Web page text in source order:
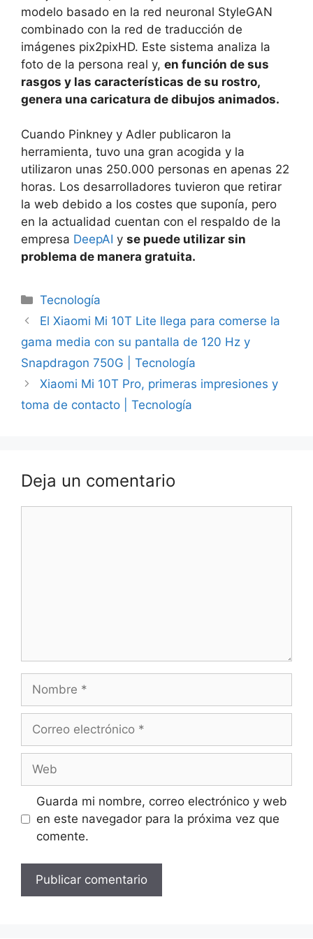
modelo basado en la red neuronal StyleGAN
combinado con la red de traducción de
imágenes pix2pixHD. Este sistema analiza la
foto de la persona real y, en función de sus
rasgos y las características de su rostro,
genera una caricatura de dibujos animados.
Cuando Pinkney y Adler publicaron la
herramienta, tuvo una gran acogida y la
utilizaron unas 250.000 personas en apenas 22
horas. Los desarrolladores tuvieron que retirar
la web debido a los costes que suponía, pero
en la actualidad cuentan con el respaldo de la
empresa DeepAI y se puede utilizar sin
problema de manera gratuita.
Categorías
Tecnología
El Xiaomi Mi 10T Lite llega para comerse la
gama media con su pantalla de 120 Hz y
Snapdragon 750G | Tecnología
Xiaomi Mi 10T Pro, primeras impresiones y
toma de contacto | Tecnología
Deja un comentario
Nombre
Correo
Web
Guarda mi nombre, correo electrónico y web
en este navegador para la próxima vez que
comente.